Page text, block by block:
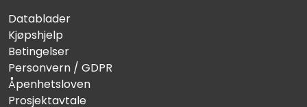
Datablader
Kjøpshjelp
Betingelser
Personvern / GDPR
Åpenhetsloven
Prosjektavtale